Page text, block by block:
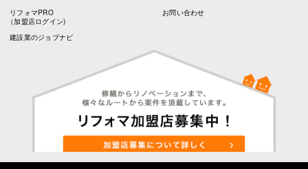
リフォマPRO
（加盟店ログイン)
建設業のジョブナビ
お問い合わせ